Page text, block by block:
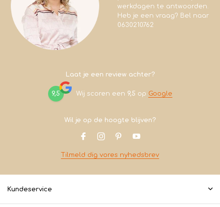
werkdagen te antwoorden.
Heb je een vraag? Bel naar
0630210762
Laat je een review achter?
9,5 Wij scoren een 9,5 op Google
Wil je op de hoogte blijven?
Tilmeld dig vores nyhedsbrev
Kundeservice